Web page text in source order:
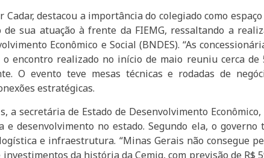
destacou a importância do colegiado como
sua atuação à frente da FIEMG, ressaltando a
Econômico e Social (BNDES). “As
o encontro realizado no início de maio reuniu cerca
O evento teve mesas técnicas e rodadas de
estratégicas.
a secretária de Estado de Desenvolvimento
desenvolvimento no estado. Segundo ela, o
e infraestrutura. “Minas Gerais não consegue
da história da Cemig, com previsão de R$